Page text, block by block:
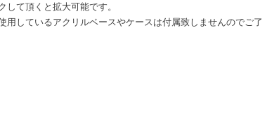
して頂くと拡大可能です。
用しているアクリルベースやケースは付属致しませんのでご了